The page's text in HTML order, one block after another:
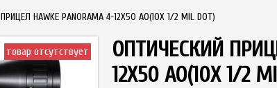
HAWKE PANORAMA 4-12X50 AO(10Х 1/2 MIL DOT)
товар отсутствует
ОПТИЧЕСКИЙ
12X50 AO(10Х 1/2